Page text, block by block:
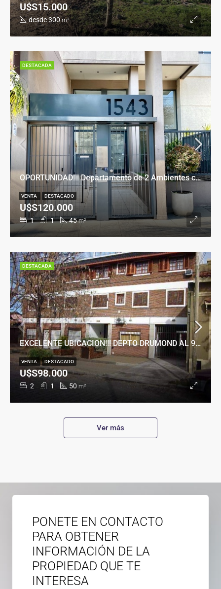
desde 300 m²
U$S15.000
OPORTUNIDAD!!! Departamento de 2 Ambientes con Cochera en Banfield Este
1 1 45 m²
U$S120.000
VENTA DESTACADO
DESTACADA
EXCELENTE UBICACION!!! DEPTO DRUMOND AL 900
2 1 50 m²
U$S98.000
VENTA DESTACADO
DESTACADA
Ver más
PONETE EN CONTACTO
PARA OBTENER
INFORMACIÓN DE LA
PROPIEDAD QUE TE
INTERESA